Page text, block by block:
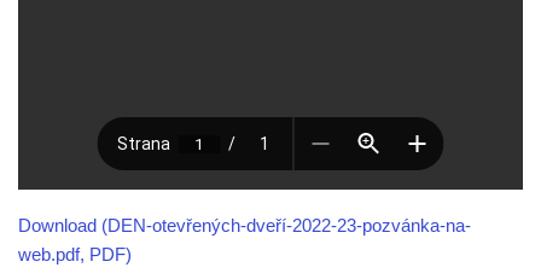
Download (DEN-otevřených-dveří-2022-23-pozvánka-na-
web.pdf, PDF)